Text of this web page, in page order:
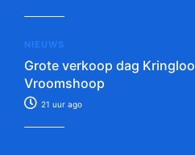
NIEUWS
Grote verkoop dag
Vroomshoop
21 uur ago